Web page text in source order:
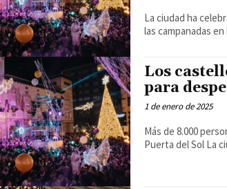
La ciudad ha
las campanadas
Los
para
1 de enero de 2025
Más de 8.000